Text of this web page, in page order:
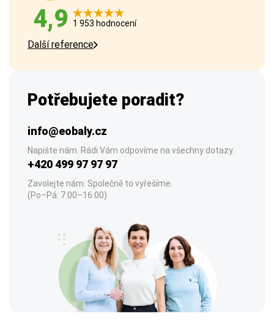
4,9 1 953 hodnocení
Další reference
Potřebujete poradit?
info@eobaly.cz
Napište nám. Rádi Vám odpovíme na všechny dotazy.
+420 499 97 97 97
Zavolejte nám. Společně to vyřešíme.
(Po–Pá: 7:00–16:00)